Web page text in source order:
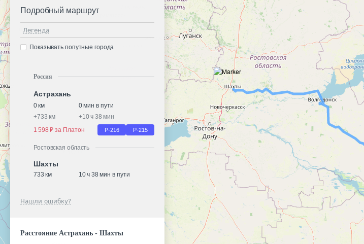
Подробный маршрут
Легенда
Показывать попутные города
Россия
Астрахань
0 км
0 мин в пути
+733 км +10 ч 38 мин
1 598 ₽ за Платон
Р-216 Р-215
Ростовская область
Шахты
733 км 10 ч 38 мин в пути
Нашли ошибку?
Расстояние Астрахань - Шахты